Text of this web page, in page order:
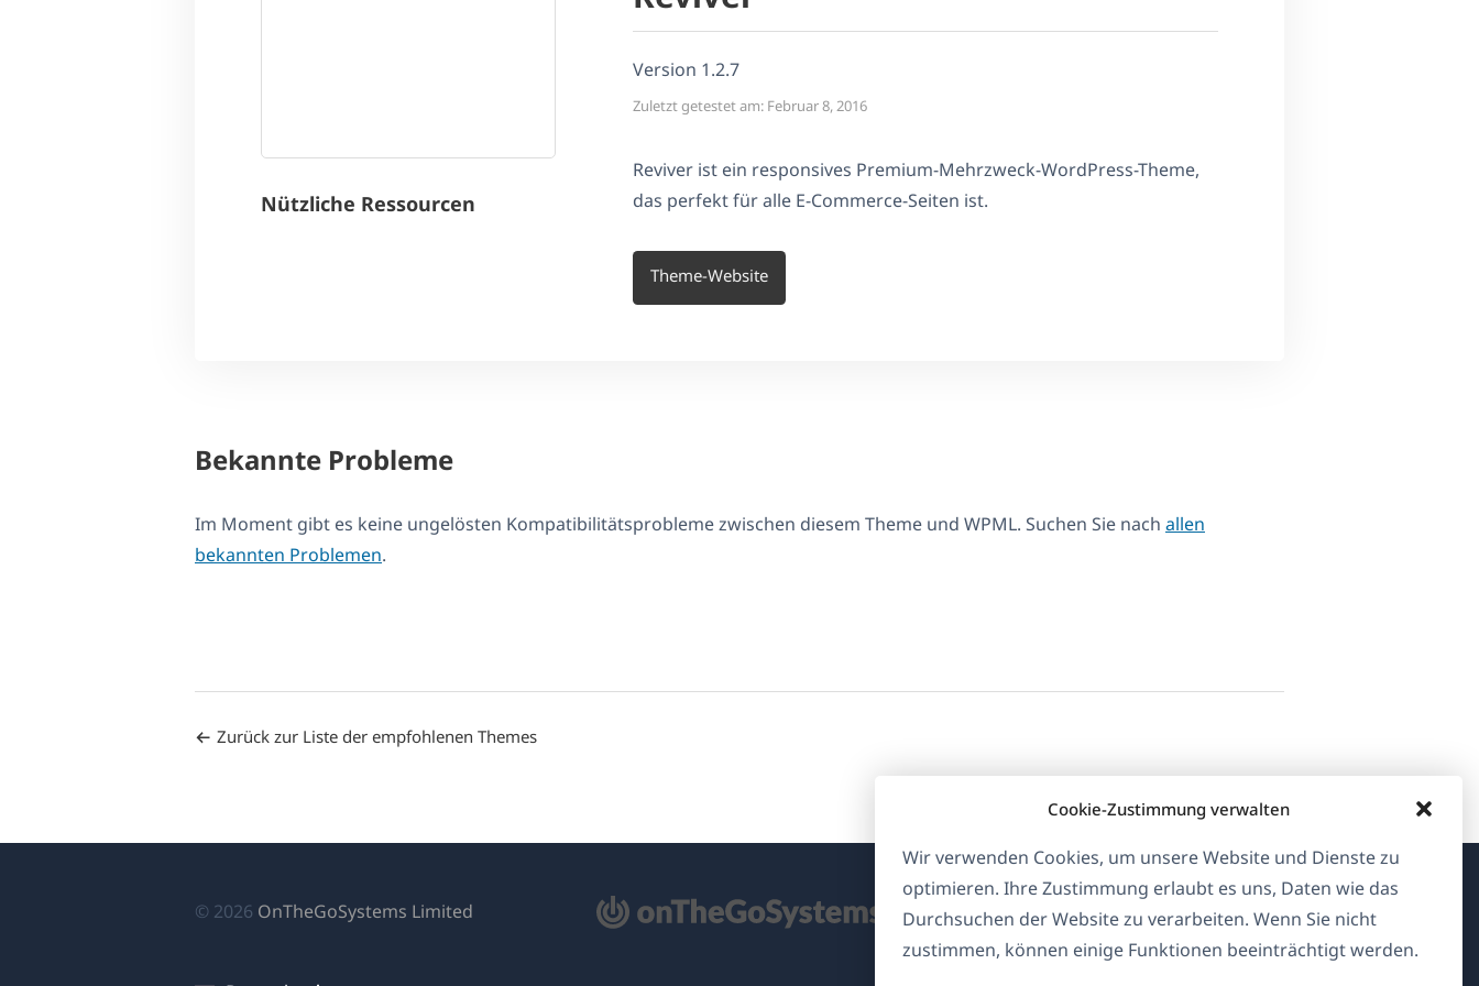
Cookie-Zustimmung verwalten
Wir verwenden Cookies, um unsere Website und Dienste zu
optimieren. Ihre Zustimmung erlaubt es uns, Daten wie das
Durchsuchen der Website zu verarbeiten. Wenn Sie nicht
zustimmen, können einige Funktionen beeinträchtigt werden.
Nützliche Ressourcen
Version 1.2.7
Zuletzt getestet am: Februar 8, 2016
Reviver ist ein responsives Premium-Mehrzweck-WordPress-Theme,
das perfekt für alle E-Commerce-Seiten ist.
Theme-Website
Bekannte Probleme
Im Moment gibt es keine ungelösten Kompatibilitätsprobleme zwischen diesem Theme und WPML. Suchen Sie nach allen
bekannten Problemen.
Zurück zur Liste der empfohlenen Themes
© 2026 OnTheGoSystems Limited
Über WPML
DSGVO & Datenschutzrichtlinie